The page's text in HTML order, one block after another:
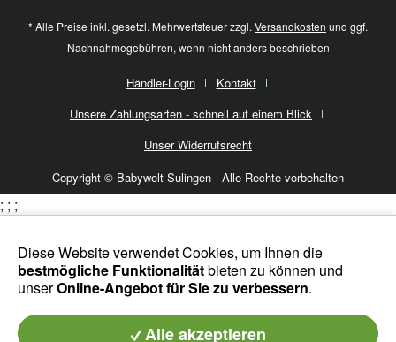
* Alle Preise inkl. gesetzl. Mehrwertsteuer zzgl. Versandkosten und ggf.
Nachnahmegebühren, wenn nicht anders beschrieben
Händler-Login
Kontakt
Unsere Zahlungsarten - schnell auf einem Blick
Unser Widerrufsrecht
Copyright © Babywelt-Sulingen - Alle Rechte vorbehalten
Diese Website verwendet Cookies, um Ihnen die
bestmögliche Funktionalitätbieten zu können und
unserOnline-Angebot für Sie zu verbessern.
Alle akzeptieren
; ; ;